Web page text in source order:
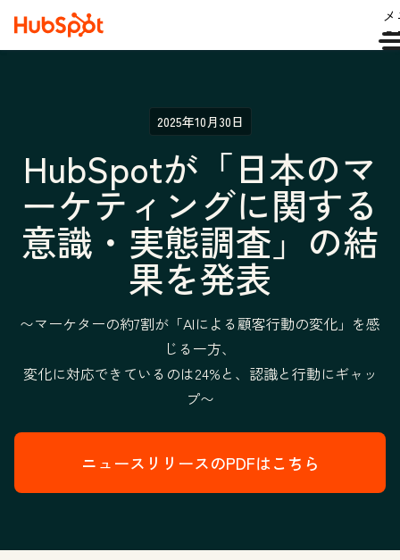
2025年10月30日
HubSpotが「日本のマ
ーケティングに関する
意識・実態調査」の結
果を発表
〜マーケターの約7割が「AIによる顧客行動の変化」を感
じる一方、
変化に対応できているのは24%と、認識と行動にギャッ
プ〜
ニュースリリースのPDFはこちら